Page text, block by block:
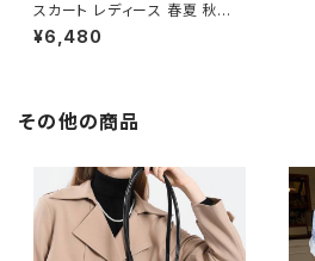
スカート レディース 春夏 秋冬
春 夏 秋 冬 黒 Aラインスカート
フレアスカート ロングスカート
柄 ウエストゴム モード 韓国 フ
ァッション きれいめ オフィスカ
ム ひざ下 ネイビー ブラウン オ
フィス カジュアル OL 上品 大人
10代 20代 30代 40代 C-SA
W0027
¥6,480
その他の商品